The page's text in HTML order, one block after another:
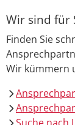
Wir sind für
Finden Sie
Wir kümmern